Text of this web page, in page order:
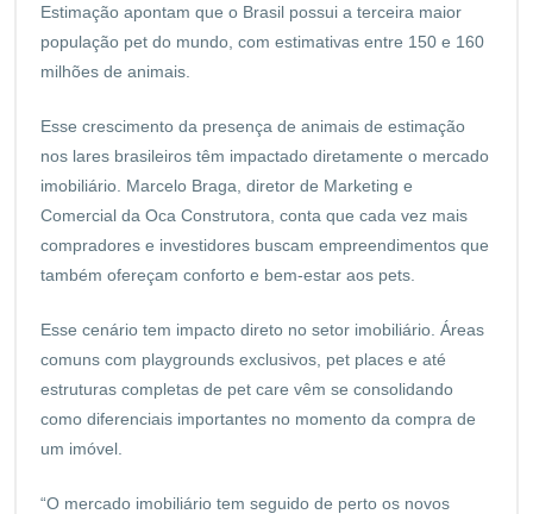
Estimação apontam que o Brasil possui a terceira maior
população pet do mundo, com estimativas entre 150 e 160
milhões de animais.
Esse crescimento da presença de animais de estimação
nos lares brasileiros têm impactado diretamente o mercado
imobiliário. Marcelo Braga, diretor de Marketing e
Comercial da Oca Construtora, conta que cada vez mais
compradores e investidores buscam empreendimentos que
também ofereçam conforto e bem-estar aos pets.
Esse cenário tem impacto direto no setor imobiliário. Áreas
comuns com playgrounds exclusivos, pet places e até
estruturas completas de pet care vêm se consolidando
como diferenciais importantes no momento da compra de
um imóvel.
“O mercado imobiliário tem seguido de perto os novos